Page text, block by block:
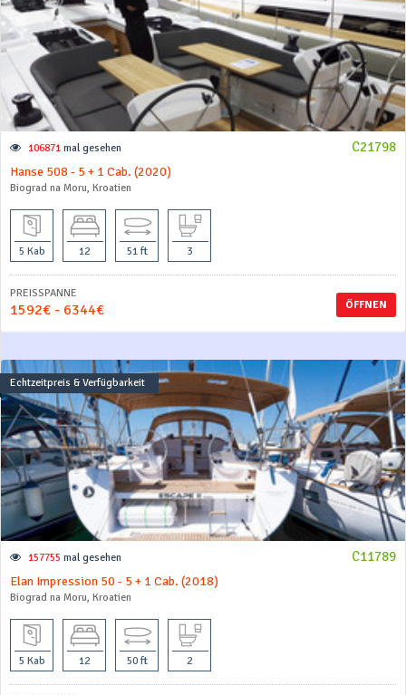
C21798
106871 mal gesehen
Hanse 508 - 5 + 1 Cab. (2020)
Biograd na Moru, Kroatien
5 Kab 12 51 ft 3
ÖFFNEN
PREISSPANNE
1592€ - 6344€
Echtzeitpreis & Verfügbarkeit
C11789
157755 mal gesehen
Elan Impression 50 - 5 + 1 Cab. (2018)
Biograd na Moru, Kroatien
5 Kab 12 50 ft 2